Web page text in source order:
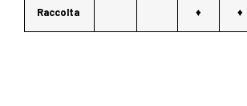
Raccolta ♦ ♦